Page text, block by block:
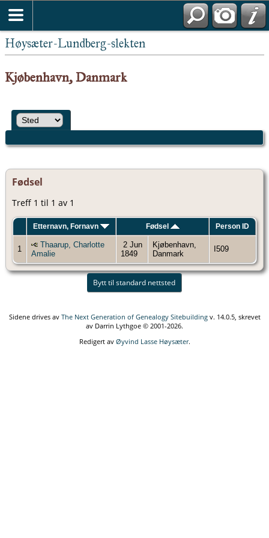
Høysæter-Lundberg-slekten
Kjøbenhavn, Danmark
Fødsel
Treff 1 til 1 av 1
Etternavn, Fornavn Fødsel Person ID
1
Thaarup, Charlotte
Amalie
2 Jun
1849
Kjøbenhavn,
Danmark
I509
Bytt til standard nettsted
Sidene drives av The Next Generation of Genealogy Sitebuildingv. 14.0.5, skrevet
av Darrin Lythgoe © 2001-2026.
Redigert av Øyvind Lasse Høysæter.